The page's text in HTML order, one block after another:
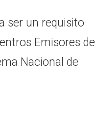
ser un requisito
Emisores de
Nacional de